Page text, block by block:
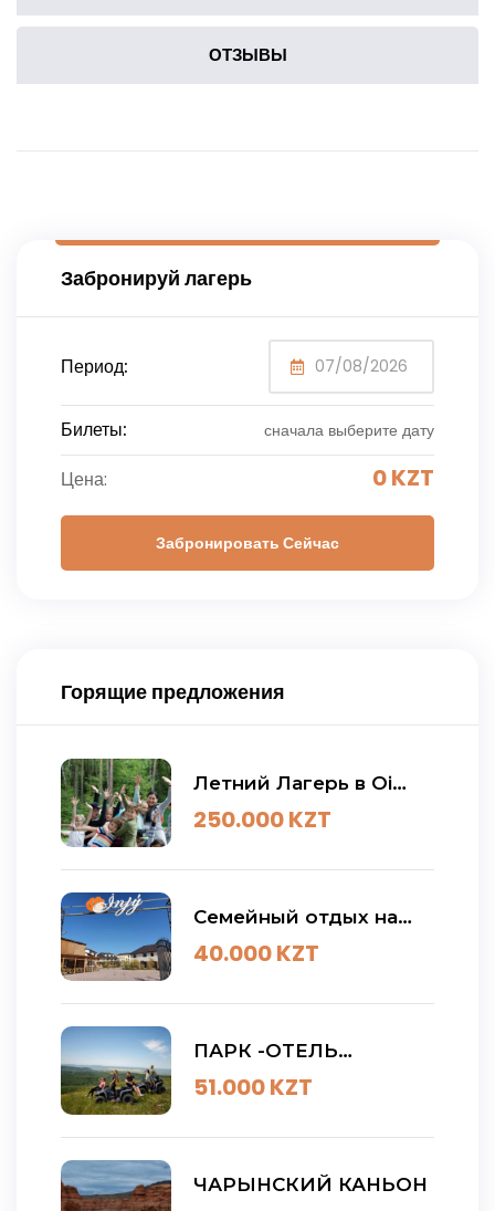
ОТЗЫВЫ
Забронируй лагерь
Период:
Билеты: сначала выберите дату
Цена: 0KZT
Забронировать Сейчас
Горящие предложения
Летний Лагерь в Oi
Qaragai
250.000KZT
Семейный отдых на
Алаколе / База отдыха
40.000KZT
ПАРК -ОТЕЛЬ
ЗАРЕЧЬЕ
51.000KZT
ЧАРЫНСКИЙ КАНЬОН